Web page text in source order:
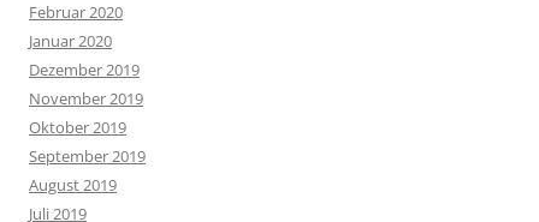
Februar 2020
Januar 2020
Dezember 2019
November 2019
Oktober 2019
September 2019
August 2019
Juli 2019